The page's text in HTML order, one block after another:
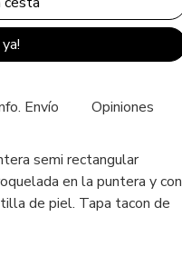
Envío Opiniones
semi rectangular
en la puntera y con
de piel. Tapa tacon de